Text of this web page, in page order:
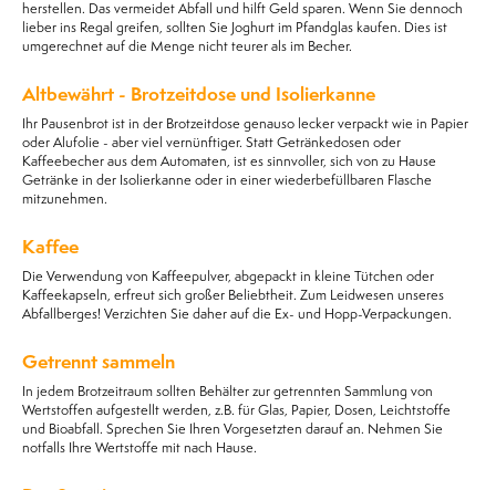
herstellen. Das vermeidet Abfall und hilft Geld sparen. Wenn Sie dennoch
lieber ins Regal greifen, sollten Sie Joghurt im Pfandglas kaufen. Dies ist
umgerechnet auf die Menge nicht teurer als im Becher.
Altbewährt - Brotzeitdose und Isolierkanne
Ihr Pausenbrot ist in der Brotzeitdose genauso lecker verpackt wie in Papier
oder Alufolie - aber viel vernünftiger. Statt Getränkedosen oder
Kaffeebecher aus dem Automaten, ist es sinnvoller, sich von zu Hause
Getränke in der Isolierkanne oder in einer wiederbefüllbaren Flasche
mitzunehmen.
Kaffee
Die Verwendung von Kaffeepulver, abgepackt in kleine Tütchen oder
Kaffeekapseln, erfreut sich großer Beliebtheit. Zum Leidwesen unseres
Abfallberges! Verzichten Sie daher auf die Ex- und Hopp-Verpackungen.
Getrennt sammeln
In jedem Brotzeitraum sollten Behälter zur getrennten Sammlung von
Wertstoffen aufgestellt werden, z.B. für Glas, Papier, Dosen, Leichtstoffe
und Bioabfall. Sprechen Sie Ihren Vorgesetzten darauf an. Nehmen Sie
notfalls Ihre Wertstoffe mit nach Hause.